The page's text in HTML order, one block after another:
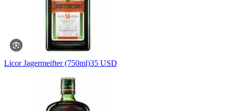
Licor Jagermeifter (750ml)35 USD